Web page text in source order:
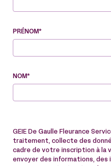
PRÉNOM*
NOM*
GEIE De Gaulle Fleurance
traitement, collecte des
cadre de votre inscription à la
envoyer des informations, des